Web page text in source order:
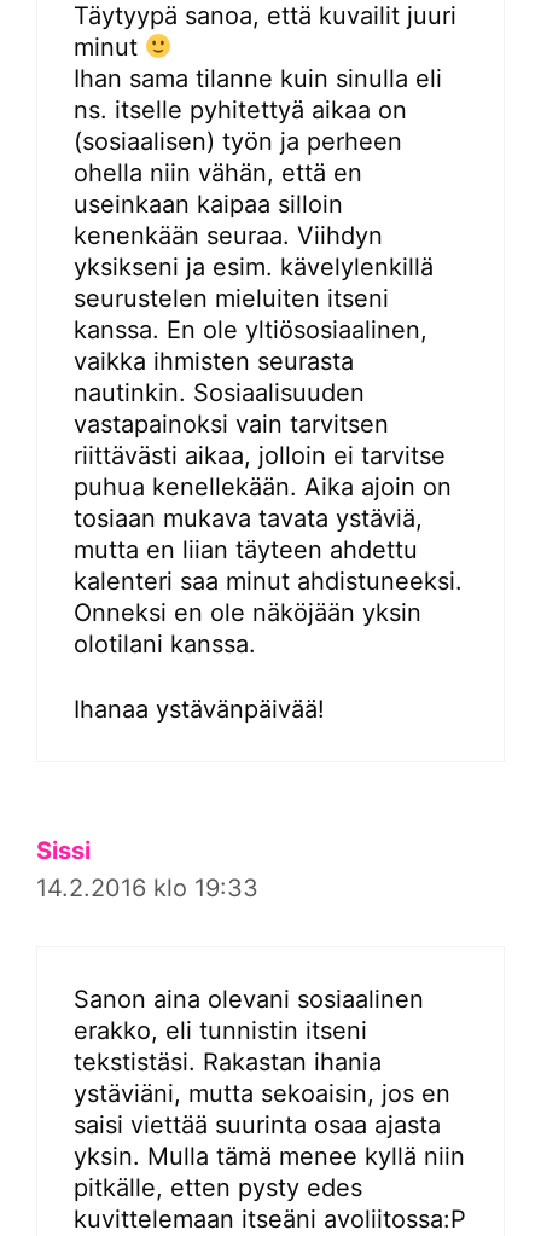
Täytyypä sanoa, että kuvailit juuri
minut
Ihan sama tilanne kuin sinulla eli
ns. itselle pyhitettyä aikaa on
(sosiaalisen) työn ja perheen
ohella niin vähän, että en
useinkaan kaipaa silloin
kenenkään seuraa. Viihdyn
yksikseni ja esim. kävelylenkillä
seurustelen mieluiten itseni
kanssa. En ole yltiösosiaalinen,
vaikka ihmisten seurasta
nautinkin. Sosiaalisuuden
vastapainoksi vain tarvitsen
riittävästi aikaa, jolloin ei tarvitse
puhua kenellekään. Aika ajoin on
tosiaan mukava tavata ystäviä,
mutta en liian täyteen ahdettu
kalenteri saa minut ahdistuneeksi.
Onneksi en ole näköjään yksin
olotilani kanssa.
Ihanaa ystävänpäivää!
Sissi
14.2.2016 klo 19:33
Sanon aina olevani sosiaalinen
erakko, eli tunnistin itseni
tekstistäsi. Rakastan ihania
ystäviäni, mutta sekoaisin, jos en
saisi viettää suurinta osaa ajasta
yksin. Mulla tämä menee kyllä niin
pitkälle, etten pysty edes
kuvittelemaan itseäni avoliitossa:P